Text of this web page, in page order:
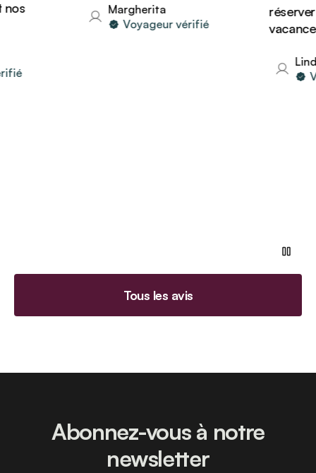
Margherita
Voyageur vérifié
réserver
vacances
Linda
Tous les avis
Abonnez-vous à notre
newsletter